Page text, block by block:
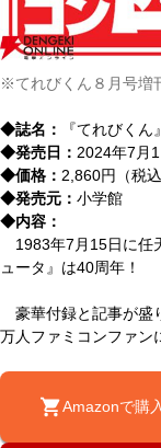
※てれびくん８月号増
◆誌名：
『てれびく
◆発売日： 2024年7月
◆価格： 2,860円（税込
◆発売元： 小学館
◆内容：
1983年7月15日に任
ュータ』は40周年！
豪華付録と記事が盛
万人ファミコンファン
Amazonで購